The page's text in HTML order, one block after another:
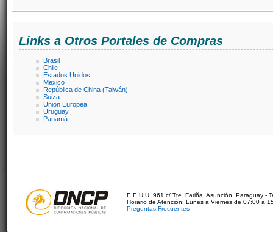
Links a Otros Portales de Compras
Brasil
Chile
Estados Unidos
Mexico
República de China (Taiwán)
Suiza
Union Europea
Uruguay
Panamá
E.E.U.U. 961 c/ Tte. Fariña. Asunción, Paraguay -
Horario de Atención: Lunes a Viernes de 07:00 a
Preguntas Frecuentes